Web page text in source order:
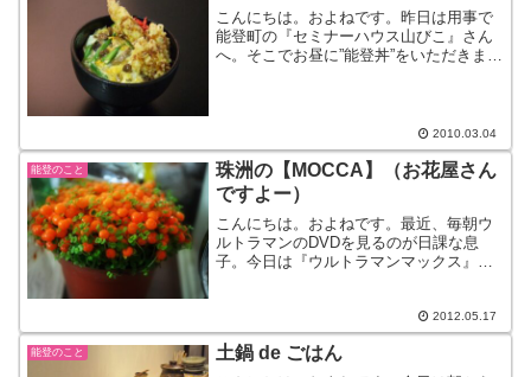
こんにちは。およねです。昨日は用事で
能登町の『セミナーハウス山びこ』さん
へ。そこでお昼に”能登丼”をいただきまし
2010.03.04
能登のこと
珠洲の【MOCCA】（お花屋さん
ですよー）
こんにちは。およねです。最近、毎朝ウ
ルトラマンのDVDを見るのが日課な息
子。今日は『ウルトラマンマックス』ち
音楽。はー。そんなウルトラマン漬けな
私を癒してくれるのがこち...
2012.05.17
能登のこと 土鍋 de ごはん